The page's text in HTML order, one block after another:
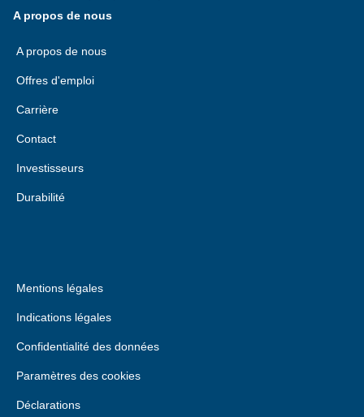
A propos de nous
A propos de nous
Offres d'emploi
Carrière
Contact
Investisseurs
Durabilité
Mentions légales
Indications légales
Confidentialité des données
Paramètres des cookies
Déclarations